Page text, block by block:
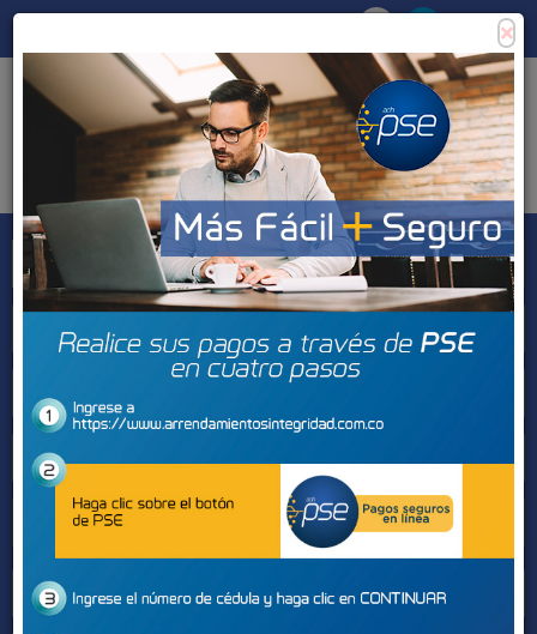
Tipo de inmueble
Municipios
Barrios
BUSCAR
Sectores
×